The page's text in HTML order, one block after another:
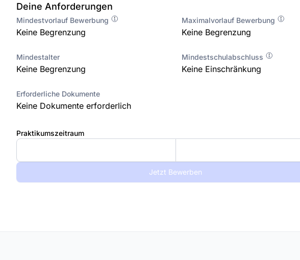
Deine Anforderungen
Mindestvorlauf Bewerbung
Keine Begrenzung
Maximalvorlauf Bewerbung
Keine Begrenzung
Mindestalter
Keine Begrenzung
Mindestschulabschluss
Keine Einschränkung
Erforderliche Dokumente
Keine Dokumente erforderlich
Praktikumszeitraum
Jetzt Bewerben